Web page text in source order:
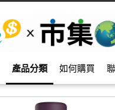
產品分類 如何購買